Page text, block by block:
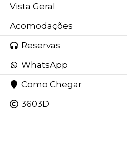
Vista Geral
Acomodações
Reservas
WhatsApp
Como Chegar
3603D